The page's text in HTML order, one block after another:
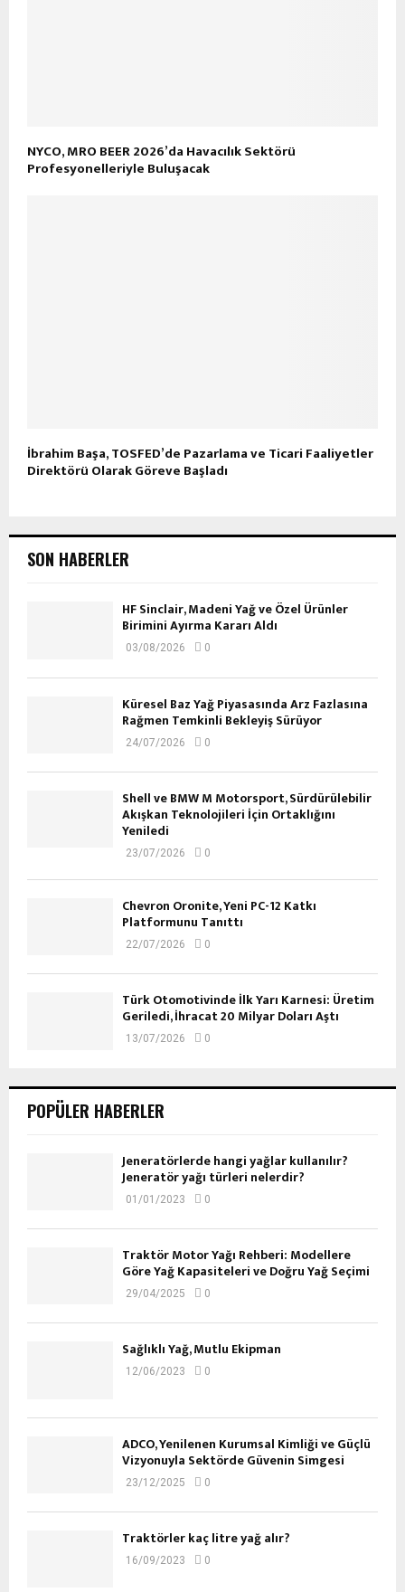
NYCO, MRO BEER 2026’da Havacılık Sektörü
Profesyonelleriyle Buluşacak
İbrahim Başa, TOSFED’de Pazarlama ve Ticari Faaliyetler
Direktörü Olarak Göreve Başladı
SON HABERLER
HF Sinclair, Madeni Yağ ve Özel Ürünler
Birimini Ayırma Kararı Aldı
03/08/2026 0
Küresel Baz Yağ Piyasasında Arz Fazlasına
Rağmen Temkinli Bekleyiş Sürüyor
24/07/2026 0
Shell ve BMW M Motorsport, Sürdürülebilir
Akışkan Teknolojileri İçin Ortaklığını
Yeniledi
23/07/2026 0
Chevron Oronite, Yeni PC-12 Katkı
Platformunu Tanıttı
22/07/2026 0
Türk Otomotivinde İlk Yarı Karnesi: Üretim
Geriledi, İhracat 20 Milyar Doları Aştı
13/07/2026 0
POPÜLER HABERLER
Jeneratörlerde hangi yağlar kullanılır?
Jeneratör yağı türleri nelerdir?
01/01/2023 0
Traktör Motor Yağı Rehberi: Modellere
Göre Yağ Kapasiteleri ve Doğru Yağ Seçimi
29/04/2025 0
Sağlıklı Yağ, Mutlu Ekipman
12/06/2023 0
ADCO, Yenilenen Kurumsal Kimliği ve Güçlü
Vizyonuyla Sektörde Güvenin Simgesi
23/12/2025 0
Traktörler kaç litre yağ alır?
16/09/2023 0